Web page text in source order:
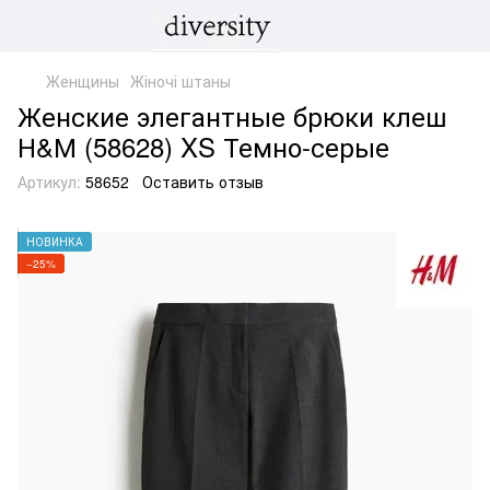
Женщины Жіночі штаны
Женские элегантные брюки клеш
Н&М (58628) XS Темно-серые
Артикул: 58652 Оставить отзыв
НОВИНКА
−25%